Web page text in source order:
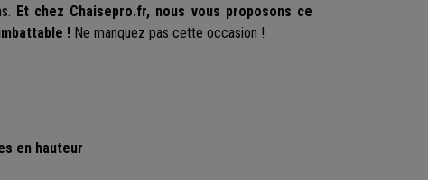
Et chez Chaisepro.fr, nous vous proposons ce
! Ne manquez pas cette occasion !
en hauteur